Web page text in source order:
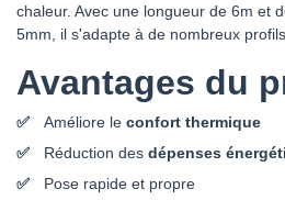
chaleur. Avec une longueur de 6m et
5mm, il s'adapte à de nombreux
Avantages du
Améliore le confort thermique
Réduction des dépenses
Pose rapide et propre